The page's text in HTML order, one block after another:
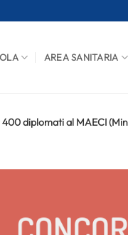
AREA SANITARIA
diplomati al MAECI